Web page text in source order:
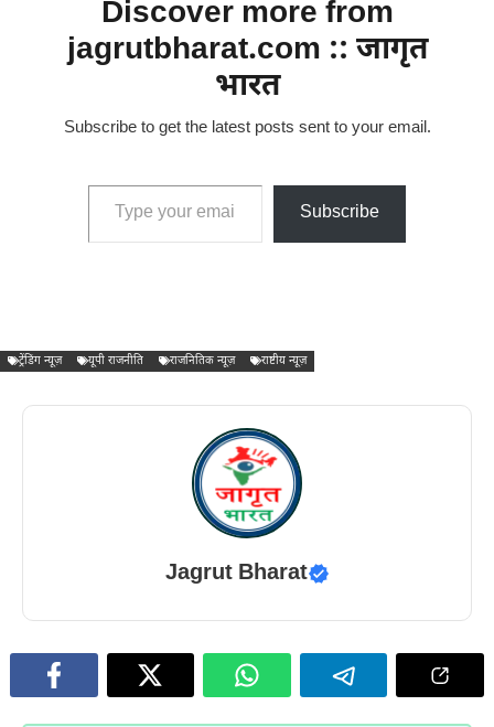
Discover more from
jagrutbharat.com :: जागृत
भारत
Subscribe to get the latest posts sent to your email.
Type your email…
Subscribe
ट्रेंडिंग न्यूज़ यूपी राजनीति राजनितिक न्यूज़ राष्टीय न्यूज़
Jagrut Bharat